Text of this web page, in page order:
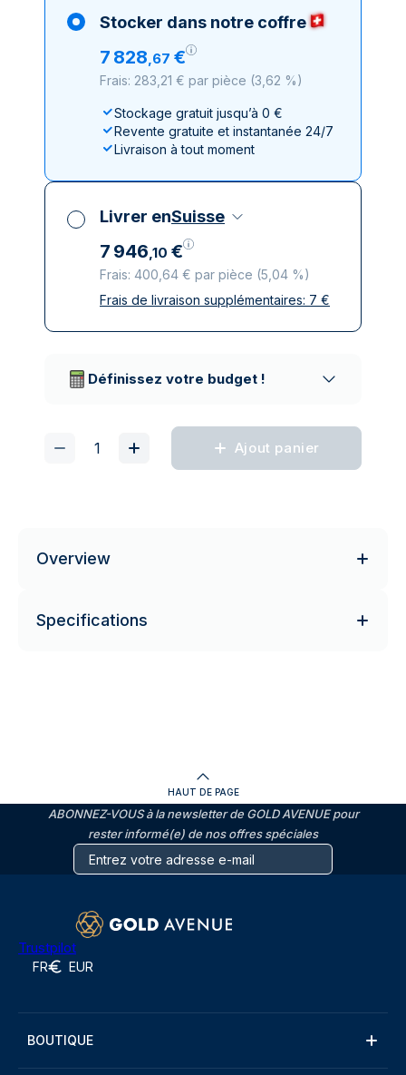
Stocker dans notre coffre
7 828,67 €
Frais: 283,21 € par pièce (3,62 %)
Stockage gratuit jusqu’à 0 €
Revente gratuite et instantanée 24/7
Livraison à tout moment
Livrer enSuisse
7 946,10 €
Frais: 400,64 € par pièce (5,04 %)
Toutes taxes comprises
Frais de livraison supplémentaires: 7 €
Définissez votre budget !
Ajout panier
Overview
Specifications
HAUT DE PAGE
ABONNEZ-VOUS à la newsletter de GOLD AVENUE pour
rester informé(e) de nos offres spéciales
Trustpilot
FR EUR
BOUTIQUE